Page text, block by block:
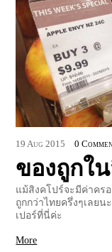
19 Aug 2015 0
ของถูกใ
แม้สิงคโปร์จะมีค่าคร
ถูกกว่าไทยครึ่งๆเลย
เปอร์ที่นี่ค่ะ
More